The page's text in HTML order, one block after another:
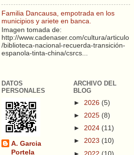
Familia Dancausa, empotrada en los
municipios y ariete en banca.
Imagen tomada de:
http://www.cadenaser.com/cultura/articulo
/biblioteca-nacional-recuerda-transición-
espanola-tinta-china/csrcs...
DATOS
PERSONALES
A. Garcia
Portela
ARCHIVO DEL
BLOG
► 2026 (5)
► 2025 (8)
► 2024 (11)
► 2023 (10)
► 2022 (10)